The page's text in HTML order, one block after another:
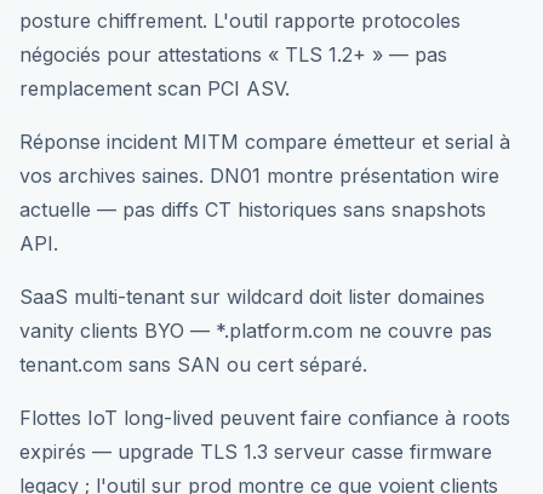
posture chiffrement. L'outil rapporte protocoles
négociés pour attestations « TLS 1.2+ » — pas
remplacement scan PCI ASV.
Réponse incident MITM compare émetteur et serial à
vos archives saines. DN01 montre présentation wire
actuelle — pas diffs CT historiques sans snapshots
API.
SaaS multi-tenant sur wildcard doit lister domaines
vanity clients BYO — *.platform.com ne couvre pas
tenant.com sans SAN ou cert séparé.
Flottes IoT long-lived peuvent faire confiance à roots
expirés — upgrade TLS 1.3 serveur casse firmware
legacy ; l'outil sur prod montre ce que voient clients